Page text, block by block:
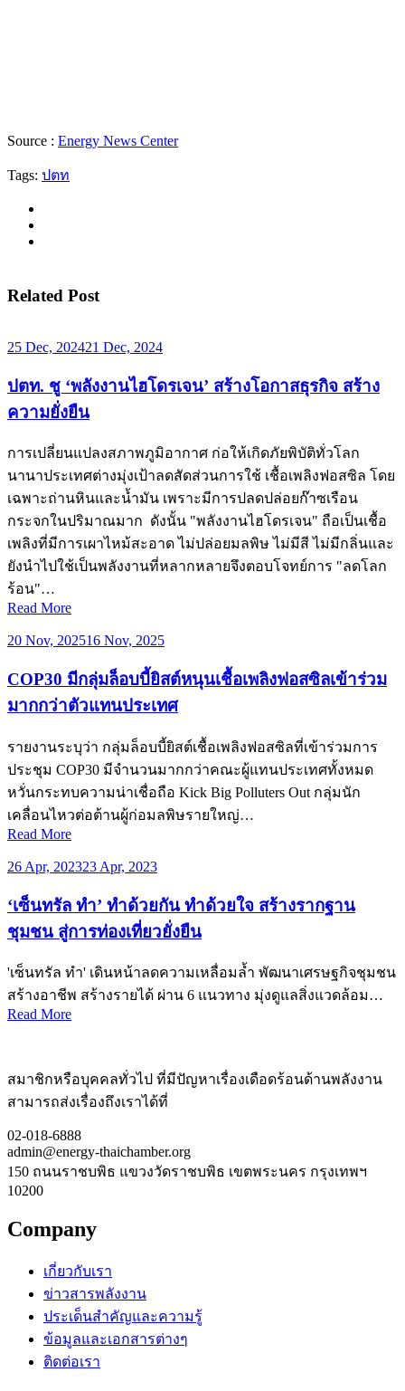
Source : Energy News Center
Tags: ปตท
Related Post
25 Dec, 202421 Dec, 2024
ปตท. ชู ‘พลังงานไฮโดรเจน’ สร้างโอกาสธุรกิจ สร้าง
ความยั่งยืน
การเปลี่ยนแปลงสภาพภูมิอากาศ ก่อให้เกิดภัยพิบัติทั่วโลก
นานาประเทศต่างมุ่งเป้าลดสัดส่วนการใช้ เชื้อเพลิงฟอสซิล โดย
เฉพาะถ่านหินและน้ำมัน เพราะมีการปลดปล่อยก๊าซเรือน
กระจกในปริมาณมาก ดังนั้น "พลังงานไฮโดรเจน" ถือเป็นเชื้อ
เพลิงที่มีการเผาไหม้สะอาด ไม่ปล่อยมลพิษ ไม่มีสี ไม่มีกลิ่นและ
ยังนำไปใช้เป็นพลังงานที่หลากหลายจึงตอบโจทย์การ "ลดโลก
ร้อน"…
Read More
20 Nov, 202516 Nov, 2025
COP30 มีกลุ่มล็อบบี้ยิสต์หนุนเชื้อเพลิงฟอสซิลเข้าร่วม
มากกว่าตัวแทนประเทศ
รายงานระบุว่า กลุ่มล็อบบี้ยิสต์เชื้อเพลิงฟอสซิลที่เข้าร่วมการ
ประชุม COP30 มีจำนวนมากกว่าคณะผู้แทนประเทศทั้งหมด
หวั่นกระทบความน่าเชื่อถือ Kick Big Polluters Out กลุ่มนัก
เคลื่อนไหวต่อต้านผู้ก่อมลพิษรายใหญ่…
Read More
26 Apr, 202323 Apr, 2023
‘เซ็นทรัล ทำ’ ทำด้วยกัน ทำด้วยใจ สร้างรากฐาน
ชุมชน สู่การท่องเที่ยวยั่งยืน
'เซ็นทรัล ทำ' เดินหน้าลดความเหลื่อมล้ำ พัฒนาเศรษฐกิจชุมชน
สร้างอาชีพ สร้างรายได้ ผ่าน 6 แนวทาง มุ่งดูแลสิ่งแวดล้อม…
Read More
สมาชิกหรือบุคคลทั่วไป ที่มีปัญหาเรื่องเดือดร้อนด้านพลังงาน
สามารถส่งเรื่องถึงเราได้ที่
02-018-6888
admin@energy-thaichamber.org
150 ถนนราชบพิธ แขวงวัดราชบพิธ เขตพระนคร กรุงเทพฯ
10200
Company
เกี่ยวกับเรา
ข่าวสารพลังงาน
ประเด็นสำคัญและความรู้
ข้อมูลและเอกสารต่างๆ
ติดต่อเรา